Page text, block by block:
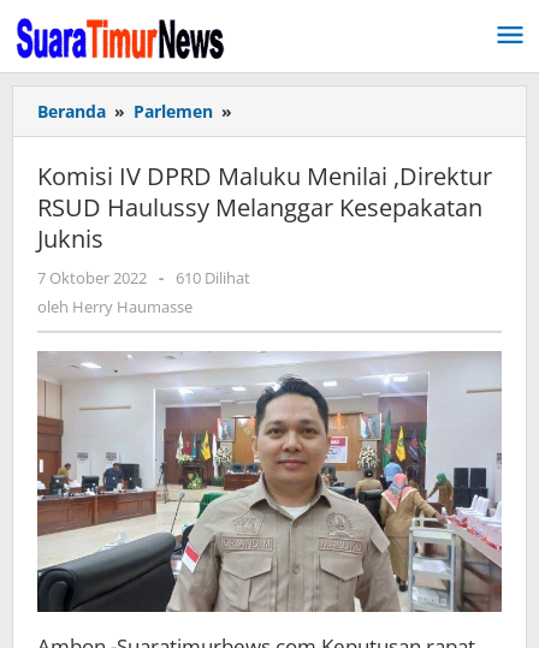
Lewati
ke
konten
Beranda » Parlemen »
IV
DPRD
Maluku
Menilai
Haulussy
Kesepakatan
Juknis
Komisi IV DPRD Maluku Menilai ,Direktur
RSUD Haulussy Melanggar Kesepakatan
Juknis
7 Oktober 2022 oleh
Herry
-
610 Dilihat
oleh Herry Haumasse